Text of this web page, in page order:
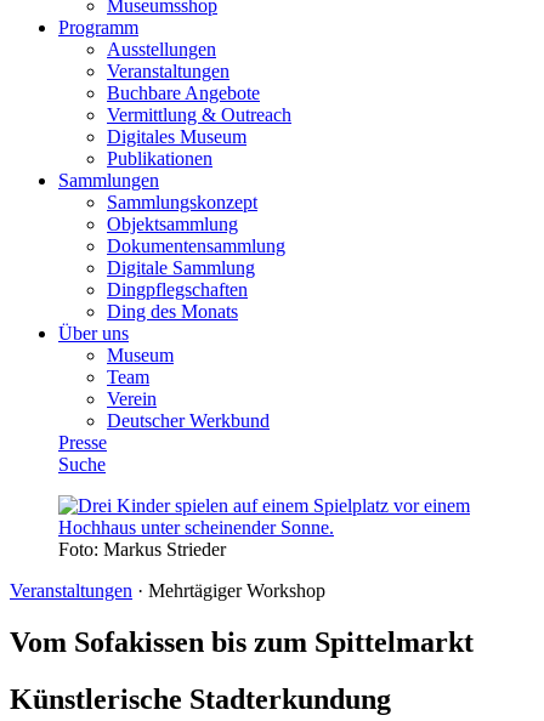
Museumsshop
Programm
Ausstellungen
Veranstaltungen
Buchbare Angebote
Vermittlung & Outreach
Digitales Museum
Publikationen
Sammlungen
Sammlungskonzept
Objektsammlung
Dokumentensammlung
Digitale Sammlung
Dingpflegschaften
Ding des Monats
Über uns
Museum
Team
Verein
Deutscher Werkbund
Presse
Suche
Foto: Markus Strieder
Veranstaltungen · Mehrtägiger Workshop
Vom Sofakissen bis zum Spittelmarkt
Künstlerische Stadterkundung